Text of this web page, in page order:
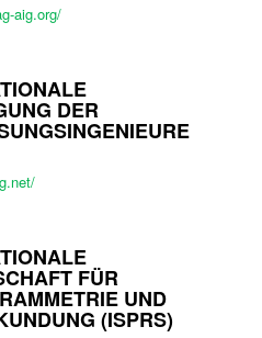
aig.org/
DER
FÜR
UND
(ISPRS)